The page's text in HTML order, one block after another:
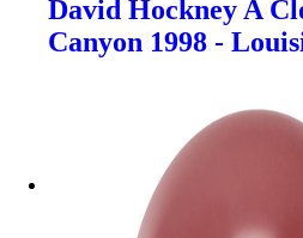
David Hockney A
Canyon 1998 -